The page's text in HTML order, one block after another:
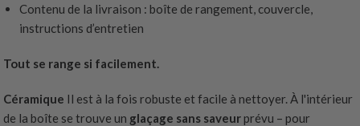
Contenu de la livraison : boîte de rangement, couvercle,
instructions d’entretien
Tout se range si facilement.
Céramique Il est à la fois robuste et facile à nettoyer. À l'intérieur
de la boîte se trouve un glaçage sans saveurprévu – pour